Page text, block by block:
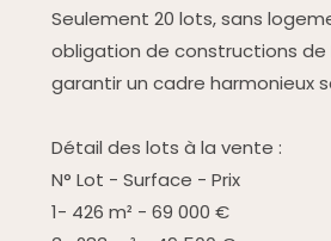
Seulement 20 lots, sans
obligation de constructions de
garantir un cadre harmonieux
Détail des lots à la vente :
N° Lot - Surface - Prix
1- 426 m² - 69 000 €